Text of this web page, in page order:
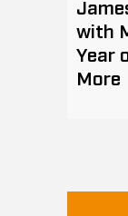
with
Year
More